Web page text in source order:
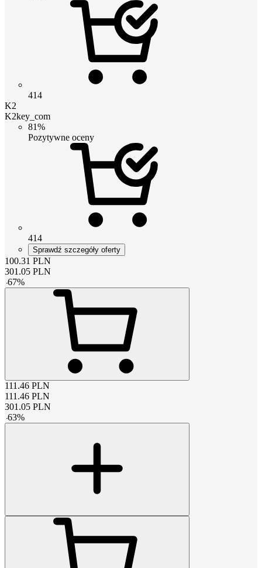
414
K2
K2key_com
81%
Pozytywne oceny
414
Sprawdź szczegóły oferty
100.31 PLN
301.05 PLN
-67%
111.46 PLN
111.46 PLN
301.05 PLN
-63%